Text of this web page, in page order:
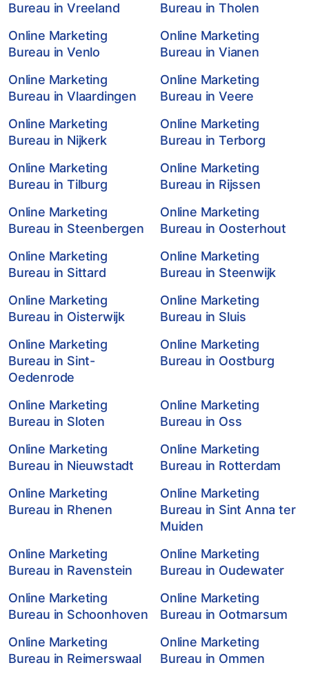
Bureau in Vreeland
Bureau in Tholen
Online Marketing
Bureau in Venlo
Online Marketing
Bureau in Vianen
Online Marketing
Bureau in Vlaardingen
Online Marketing
Bureau in Veere
Online Marketing
Bureau in Nijkerk
Online Marketing
Bureau in Terborg
Online Marketing
Bureau in Tilburg
Online Marketing
Bureau in Rijssen
Online Marketing
Bureau in Steenbergen
Online Marketing
Bureau in Oosterhout
Online Marketing
Bureau in Sittard
Online Marketing
Bureau in Steenwijk
Online Marketing
Bureau in Oisterwijk
Online Marketing
Bureau in Sluis
Online Marketing
Bureau in Sint-
Oedenrode
Online Marketing
Bureau in Oostburg
Online Marketing
Bureau in Sloten
Online Marketing
Bureau in Oss
Online Marketing
Bureau in Nieuwstadt
Online Marketing
Bureau in Rotterdam
Online Marketing
Bureau in Rhenen
Online Marketing
Bureau in Sint Anna ter
Muiden
Online Marketing
Bureau in Ravenstein
Online Marketing
Bureau in Oudewater
Online Marketing
Bureau in Schoonhoven
Online Marketing
Bureau in Ootmarsum
Online Marketing
Bureau in Reimerswaal
Online Marketing
Bureau in Ommen